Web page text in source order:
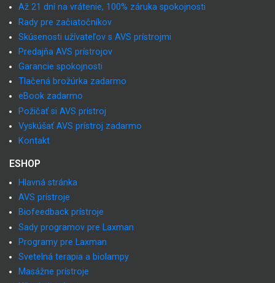
Až 21 dní na vrátenie, 100% záruka spokojnosti
Rady pre začiatočníkov
Skúsenosti užívateľov s AVS prístrojmi
Predajňa AVS prístrojov
Garancie spokojnosti
Tlačená brožúrka zadarmo
eBook zadarmo
Požičať si AVS prístroj
Vyskúšať AVS prístroj zadarmo
Kontakt
ESHOP
Hlavná stránka
AVS prístroje
Biofeedback prístroje
Sady programov pre Laxman
Programy pre Laxman
Svetelná terapia a biolampy
Masážne prístroje